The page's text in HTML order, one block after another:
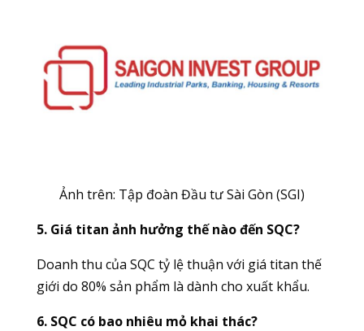
Ảnh trên: Tập đoàn Đầu tư Sài Gòn (SGI)
5. Giá titan ảnh hưởng thế nào đến SQC?
Doanh thu của SQC tỷ lệ thuận với giá titan thế
giới do 80% sản phẩm là dành cho xuất khẩu.
6. SQC có bao nhiêu mỏ khai thác?